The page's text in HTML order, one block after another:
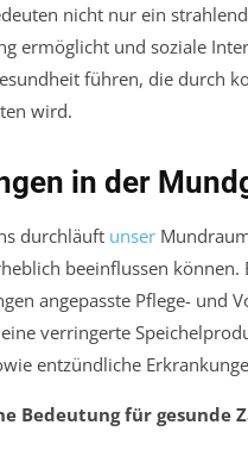
nicht nur ein
ermöglicht und soziale
führen, die durch
wird.
in der
durchläuft unser
beeinflussen
angepasste Pflege- und
verringerte
entzündliche
Bedeutung für gesunde